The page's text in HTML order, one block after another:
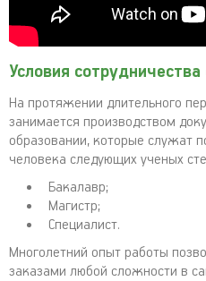
Условия
На протяжении длительного
занимается производством
образовании, которые служат
человека следующих ученых
Бакалавр;
Магистр;
Специалист.
Многолетний опыт работы
заказами любой сложности в